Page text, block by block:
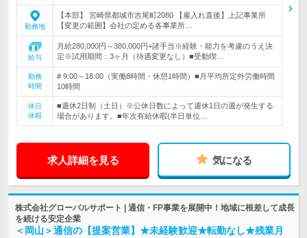
勤務地
【本部】 宮崎県都城市吉尾町2080 【雇入れ直後】上記事業所
【変更の範囲】会社の定める各事業所…
給与
月給280,000円～380,000円+諸手当※経験・能力を考慮のうえ決
定※試用期間：3ヶ月（待遇変更なし）■受動喫…
勤務
時間
# 9:00～18:00（実働8時間・休憩1時間）■月平均所定外労働時間
10時間
休日
休暇
■週休2日制（土日）※公休日数によって週休1日の週が発生する
場合があります。■年次有給休暇(半日単位…
求人詳細を見る 気になる
株式会社グローバルサポート | 通信・FP事業を展開中！地域に根差して成長
を続ける安定企業
＜岡山＞通信の【提案営業】★未経験歓迎★転勤なし★残業月